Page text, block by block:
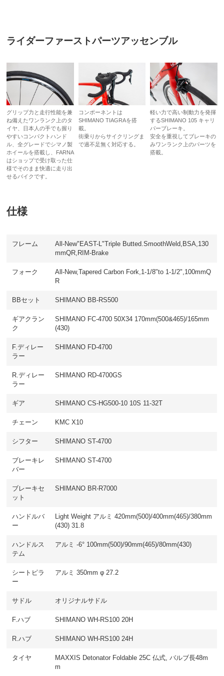
ライダーファーストパーツアッセンブル
グリップ力と走行性能を兼
ね備えたワンランク上のタ
イヤ、日本人の手でも握り
やすいコンパクトハンド
ル、全グレードでシマノ製
ホイールを搭載し、FARNA
はショップで受け取った仕
様でそのまま快適に走り出
せるバイクです。
コンポーネントは
SHIMANO TIAGRAを搭
載。
街乗りからサイクリングま
で過不足無く対応する。
軽い力で高い制動力を発揮
するSHIMANO 105 キャリ
パーブレーキ。
安全を重視してブレーキの
みワンランク上のパーツを
搭載。
仕様
フレーム
All-New"EAST-L"Triple Butted.SmoothWeld,BSA,130
mmQR,RIM-Brake
フォーク
All-New,Tapered Carbon Fork,1-1/8"to 1-1/2",100mmQ
R
BBセット SHIMANO BB-RS500
ギアクラン
ク
SHIMANO FC-4700 50X34 170mm(500&465)/165mm
(430)
F.ディレー
ラー
SHIMANO FD-4700
R.ディレー
ラー
SHIMANO RD-4700GS
ギア SHIMANO CS-HG500-10 10S 11-32T
チェーン KMC X10
シフター SHIMANO ST-4700
ブレーキレ
バー
SHIMANO ST-4700
ブレーキセ
ット
SHIMANO BR-R7000
ハンドルバ
ー
Light Weight アルミ 420mm(500)/400mm(465)/380mm
(430) 31.8
ハンドルス
テム
アルミ -6° 100mm(500)/90mm(465)/80mm(430)
シートピラ
ー
アルミ 350mm φ 27.2
サドル オリジナルサドル
F.ハブ SHIMANO WH-RS100 20H
R.ハブ SHIMANO WH-RS100 24H
タイヤ
MAXXIS Detonator Foldable 25C 仏式, バルブ長48m
m